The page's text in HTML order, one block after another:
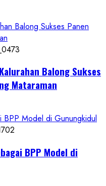
Balong Sukses Panen
Balong Sukses
Mataraman
BPP Model di Gunungkidul
BPP Model di